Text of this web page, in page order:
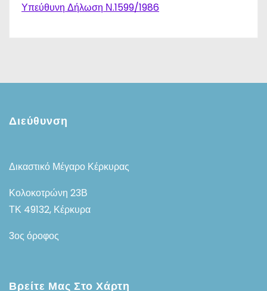
Υπεύθυνη Δήλωση Ν.1599/1986
Διεύθυνση
Δικαστικό Μέγαρο Κέρκυρας
Κολοκοτρώνη 23Β
ΤΚ 49132, Κέρκυρα
3ος όροφος
Βρείτε Μας Στο Χάρτη